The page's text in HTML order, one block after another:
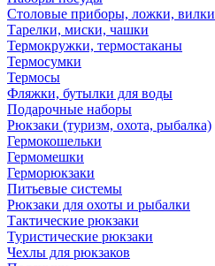
Столовые приборы, ложки, вилки
Тарелки, миски, чашки
Термокружки, термостаканы
Термосумки
Термосы
Фляжки, бутылки для воды
Подарочные наборы
Рюкзаки (туризм, охота, рыбалка)
Гермокошельки
Гермомешки
Герморюкзаки
Питьевые системы
Рюкзаки для охоты и рыбалки
Тактические рюкзаки
Туристические рюкзаки
Чехлы для рюкзаков